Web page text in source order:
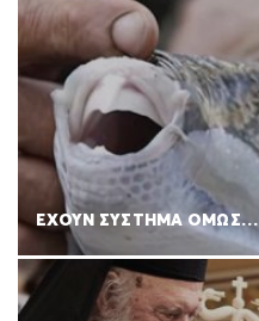
ΕΧΟΥΝ ΣΥΣΤΗΜΑ ΟΜΩΣ…